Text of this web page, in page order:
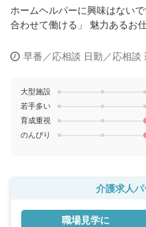
ホームヘルパーに興味はない
合わせて働ける」 魅力あるお仕
早番／応相談 日勤／応相談
大型施設
若手多い
育成重視
のんびり
介護求人
職場見学に